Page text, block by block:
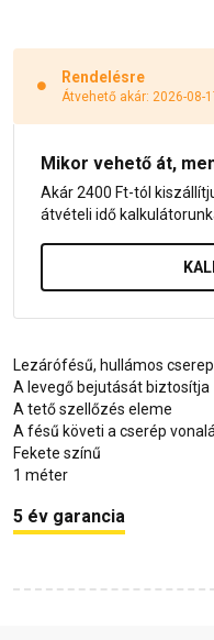
Rendelésre
Átvehető akár: 2026-08-
Mikor vehető át,
Akár 2400 Ft-tól
átvételi idő
Lezárófésű, hullámos
A levegő bejutását biztosítja
A tető szellőzés eleme
A fésű követi a cserép
Fekete színű
1 méter
5 év garancia